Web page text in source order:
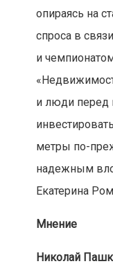
опираясь на
спроса в
и
и люди перед
метры по-
надежным
Екатерина
Мнение
Николай